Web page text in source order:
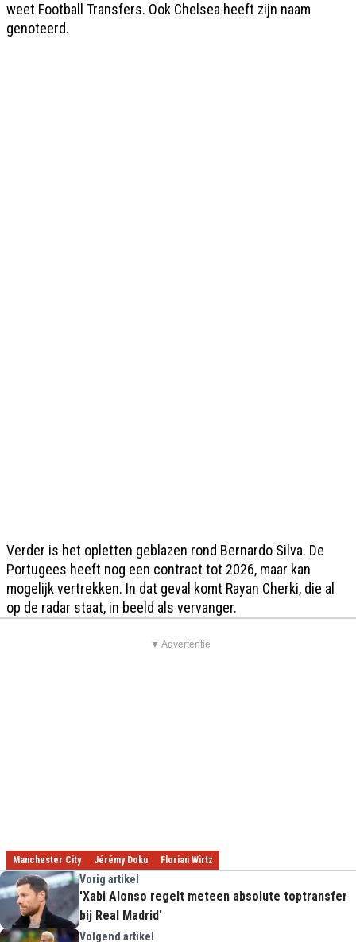
weet Football Transfers. Ook Chelsea heeft zijn naam
genoteerd.
Verder is het opletten geblazen rond Bernardo Silva. De
Portugees heeft nog een contract tot 2026, maar kan
mogelijk vertrekken. In dat geval komt Rayan Cherki, die al
op de radar staat, in beeld als vervanger.
▼ Advertentie
Manchester City Jérémy Doku Florian Wirtz
Vorig artikel
'Xabi Alonso regelt meteen absolute toptransfer
bij Real Madrid'
Volgend artikel